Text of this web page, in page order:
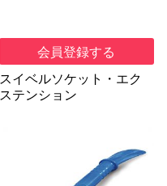
会員登録する
スイベルソケット・エク
ステンション